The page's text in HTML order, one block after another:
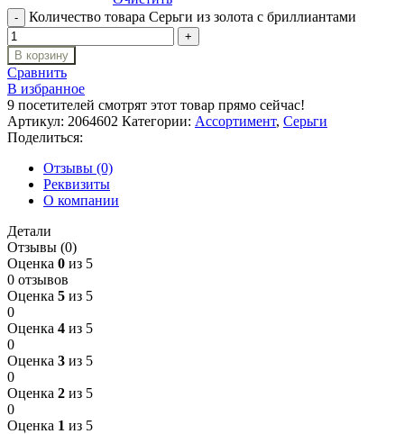
Количество товара Серьги из золота с бриллиантами
В корзину
Сравнить
В избранное
9 посетителей смотрят этот товар прямо сейчас!
Артикул: 2064602 Категории: Ассортимент, Серьги
Поделиться:
Отзывы (0)
Реквизиты
О компании
Детали
Отзывы (0)
Оценка 0 из 5
0 отзывов
Оценка 5 из 5
0
Оценка 4 из 5
0
Оценка 3 из 5
0
Оценка 2 из 5
0
Оценка 1 из 5